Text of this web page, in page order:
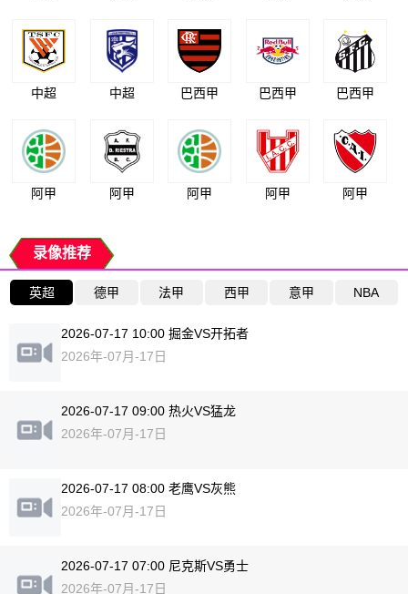
中超 中超 巴西甲 巴西甲 巴西甲
阿甲 阿甲 阿甲 阿甲 阿甲
录像推荐
英超 德甲 法甲 西甲 意甲 NBA
2026-07-17 10:00 掘金VS开拓者
2026年-07月-17日
2026-07-17 09:00 热火VS猛龙
2026年-07月-17日
2026-07-17 08:00 老鹰VS灰熊
2026年-07月-17日
2026-07-17 07:00 尼克斯VS勇士
2026年-07月-17日